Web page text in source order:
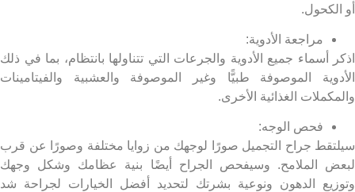
مراجعة الأدوية:
أسماء جميع الأدوية والجرعات التي تتناولها بانتظام، بما في ذلك
الموصوفة طبيًّا وغير الموصوفة والعشبية والفيتامينات
الغذائية الأخرى.
فحص الوجه:
جراح التجميل صورًا لوجهك من زوايا مختلفة وصورًا عن قرب
الملامح. وسيفحص الجراح أيضًا بنية عظامك وشكل وجهك
الدهون ونوعية بشرتك لتحديد أفضل الخيارات لجراحة شد